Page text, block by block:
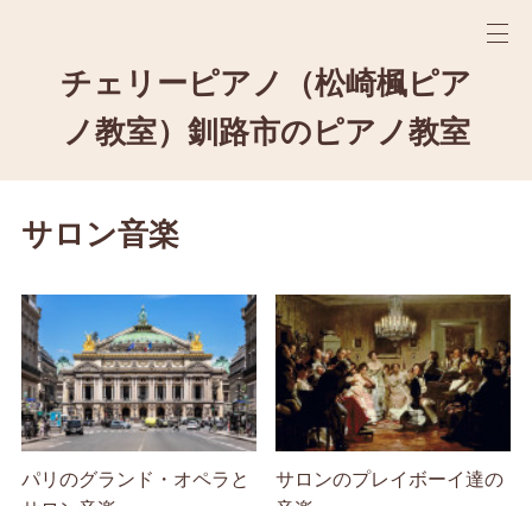
チェリーピアノ（松崎楓ピア
ノ教室）釧路市のピアノ教室
サロン音楽
パリのグランド・オペラと
サロンのプレイボーイ達の